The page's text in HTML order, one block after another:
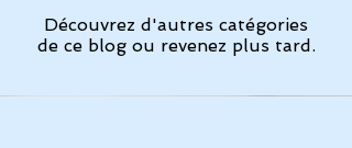
Découvrez d'autres catégories
de ce blog ou revenez plus tard.